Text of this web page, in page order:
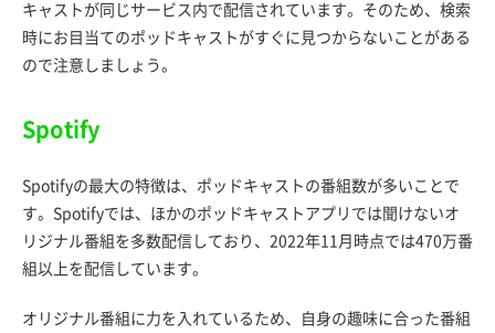
キャストが同じサービス内で配信されています。そのため、検索
時にお目当てのポッドキャストがすぐに見つからないことがある
ので注意しましょう。
Spotify
Spotifyの最大の特徴は、ポッドキャストの番組数が多いことで
す。Spotifyでは、ほかのポッドキャストアプリでは聞けないオ
リジナル番組を多数配信しており、2022年11月時点では470万番
組以上を配信しています。
オリジナル番組に力を入れているため、自身の趣味に合った番組